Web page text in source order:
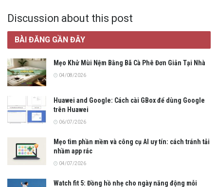
Discussion about this post
BÀI ĐĂNG GẦN ĐÂY
Mẹo Khử Mùi Nệm Bằng Bã Cà Phê Đơn Giản Tại Nhà
04/08/2026
Huawei and Google: Cách cài GBox để dùng Google
trên Huawei
06/07/2026
Mẹo tìm phần mềm và công cụ AI uy tín: cách tránh tải
nhầm app rác
04/07/2026
Watch fit 5: Đồng hồ nhẹ cho ngày năng động mỗi